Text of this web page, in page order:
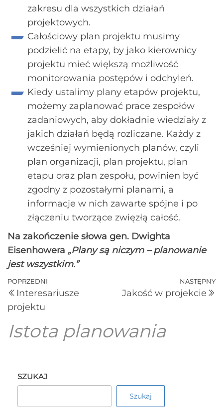
zakresu dla wszystkich działań
projektowych.
Całościowy plan projektu musimy
podzielić na etapy, by jako kierownicy
projektu mieć większą możliwość
monitorowania postępów i odchyleń.
Kiedy ustalimy plany etapów projektu,
możemy zaplanować prace zespołów
zadaniowych, aby dokładnie wiedziały z
jakich działań będą rozliczane. Każdy z
wcześniej wymienionych planów, czyli
plan organizacji, plan projektu, plan
etapu oraz plan zespołu, powinien być
zgodny z pozostałymi planami, a
informacje w nich zawarte spójne i po
złączeniu tworzące zwięzłą całość.
Na zakończenie słowa gen. Dwighta
Eisenhowera „Plany są niczym – planowanie
jest wszystkim.”
POPRZEDNI
Interesariusze
projektu
NASTĘPNY
Jakość w projekcie
Istota planowania
SZUKAJ
Szukaj